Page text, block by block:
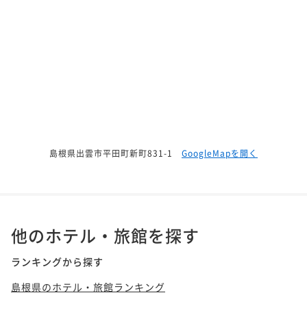
島根県出雲市平田町新町831-1 GoogleMapを開く
他のホテル・旅館を探す
ランキングから探す
島根県のホテル・旅館ランキング